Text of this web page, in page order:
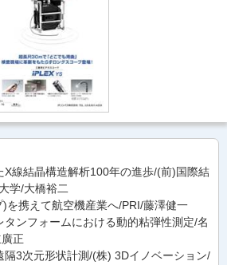
X線結晶構造解析100年の進歩/(前)国際結
学/大橋裕二
を携えて航空機産業へ/PRI/藤澤健一
ンフォームにおける動的粘弾性測定/名
正
隔3次元形状計測/(株) 3Dイノベーション/